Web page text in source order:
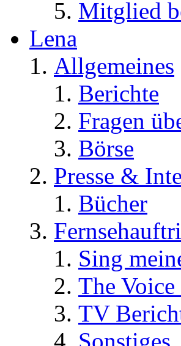
Mitglied
Lena
Allgemeines
Berichte
Fragen
Börse
Presse &
Bücher
Sing
The
TV
Sonstiges